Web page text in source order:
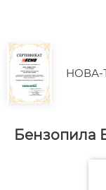
НОВА-
Бензопила